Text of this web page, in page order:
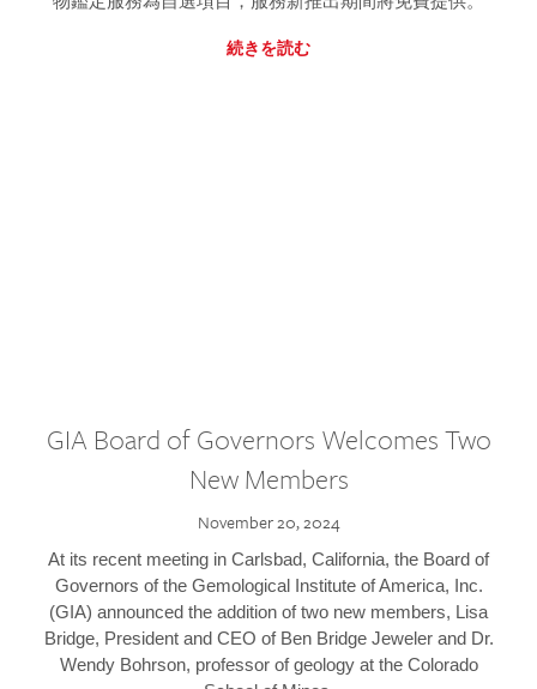
続きを読む
GIA Board of Governors Welcomes Two
New Members
November 20, 2024
At its recent meeting in Carlsbad, California, the Board of
Governors of the Gemological Institute of America, Inc.
(GIA) announced the addition of two new members, Lisa
Bridge, President and CEO of Ben Bridge Jeweler and Dr.
Wendy Bohrson, professor of geology at the Colorado